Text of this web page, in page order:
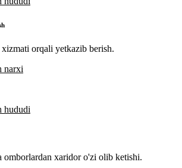
orqali yetkazib berish.
narxi
hududi
omborlardan xaridor o'zi olib ketishi.